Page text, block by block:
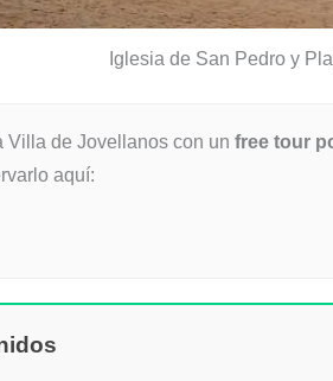
Iglesia de San Pedro y
Villa de Jovellanos con un free tour
aquí: